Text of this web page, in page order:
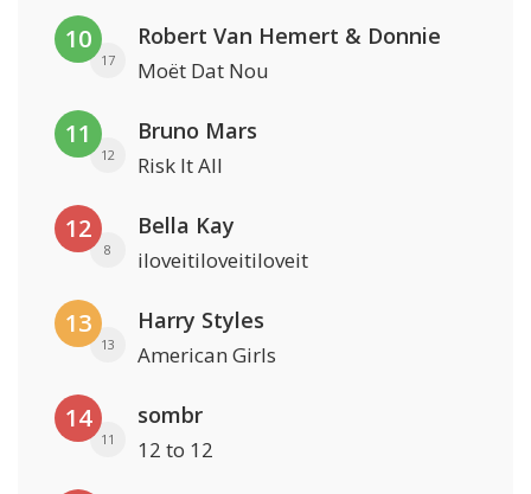
10
17
Robert Van Hemert & Donnie
Moët Dat Nou
11
12
Bruno Mars
Risk It All
12
8
Bella Kay
iloveitiloveitiloveit
13
13
Harry Styles
American Girls
14
11
sombr
12 to 12